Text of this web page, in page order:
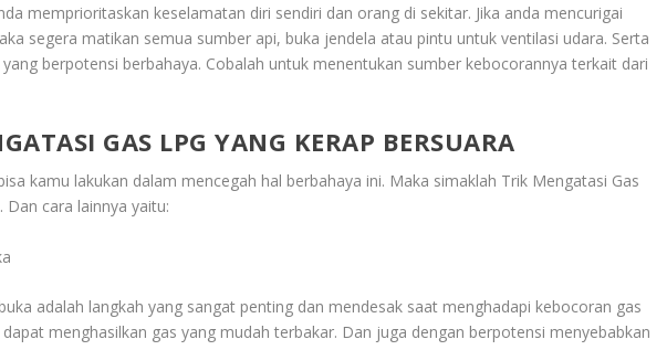
memprioritaskan keselamatan diri sendiri dan orang di sekitar. Jika anda mencurigai
segera matikan semua sumber api, buka jendela atau pintu untuk ventilasi udara. Serta
berpotensi berbahaya. Cobalah untuk menentukan sumber kebocorannya terkait dari
GAS LPG YANG KERAP BERSUARA
kamu lakukan dalam mencegah hal berbahaya ini. Maka simaklah Trik Mengatasi Gas
. Dan cara lainnya yaitu:
adalah langkah yang sangat penting dan mendesak saat menghadapi kebocoran gas
menghasilkan gas yang mudah terbakar. Dan juga dengan berpotensi menyebabkan